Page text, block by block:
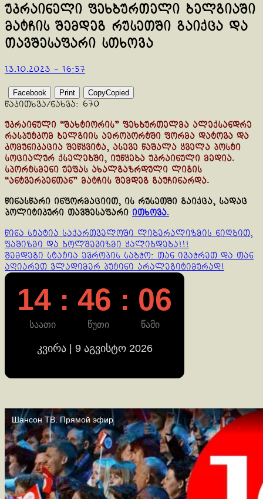
უკრაინელი ფეხბურთელი ბელგიაში
მატჩის შემდეგ რუსეთში გაიქცა და
თავშესაფარი სთხოვა
13.10.2023 - 16:57
Facebook Print CopyCopied
წაკითხვა/ნახვა: 670
უკრაინული “შახტიორის” ფეხბურთელმა ალექსანდრე
რასპუტკომ ბელგიის აეროპორტში ფორმა დატოვა და
კომუნიკაცია შეწყვიტა, ასევე წაშალა ყველა პოსტი
სოციალურ ქსელებში, იუწყება უკრაინული მედია.
სპორტსმენი უეფას ახალგაზრდული ლიგის
“ანტვერპენთან” მატჩის შემდეგ გაუჩინარდა.
წინასწარი ინფორმაციით, ის რუსეთში გაიქცა, სადაც
პოლიტიკური თავშესაფარი ითხოვა.
Continue
Reading
წინა სტატია საქართველოში ლიბერალიზმის ნიღბით,
ფაშიზმი და ბოლშევიზმი ყალიბდება!!!
შემდეგი სტატია ევროპის საბჭო: თან ივაჭრეთ და თან
აღიარეთ ვლადიმერ პუტინი არალეგიტიმურად!
14 : 46 : 06
საათი წუთი წამი
კვირა | 9 აგვისტო 2026